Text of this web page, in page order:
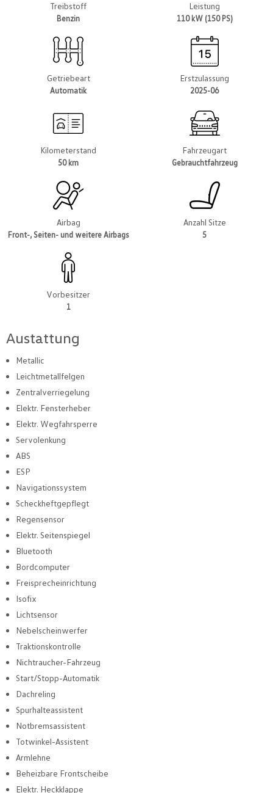
Treibstoff
Benzin
Leistung
110 kW (150 PS)
Getriebeart
Automatik
Erstzulassung
2025-06
Kilometerstand
50 km
Fahrzeugart
Gebrauchtfahrzeug
Airbag
Front-, Seiten- und weitere Airbags
Anzahl Sitze
5
Vorbesitzer
1
Austattung
Metallic
Leichtmetallfelgen
Zentralverriegelung
Elektr. Fensterheber
Elektr. Wegfahrsperre
Servolenkung
ABS
ESP
Navigationssystem
Scheckheftgepflegt
Regensensor
Elektr. Seitenspiegel
Bluetooth
Bordcomputer
Freisprecheinrichtung
Isofix
Lichtsensor
Nebelscheinwerfer
Traktionskontrolle
Nichtraucher-Fahrzeug
Start/Stopp-Automatik
Dachreling
Spurhalteassistent
Notbremsassistent
Totwinkel-Assistent
Armlehne
Beheizbare Frontscheibe
Elektr. Heckklappe